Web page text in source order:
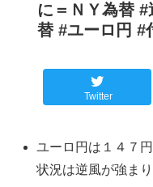
に＝ＮＹ為替
替 #ユーロ円 #
Twitter
ユーロ円は１４７
状況は逆風が強ま